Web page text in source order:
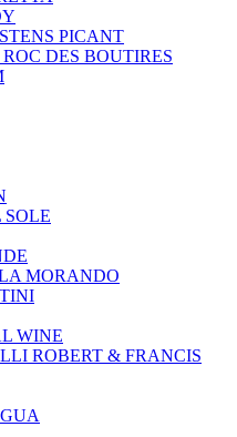
PICANT
DES BOUTIRES
SOLE
MORANDO
WINE
ROBERT & FRANCIS